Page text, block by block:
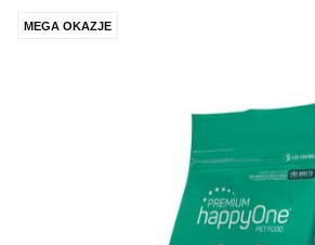
MEGA OKAZJE